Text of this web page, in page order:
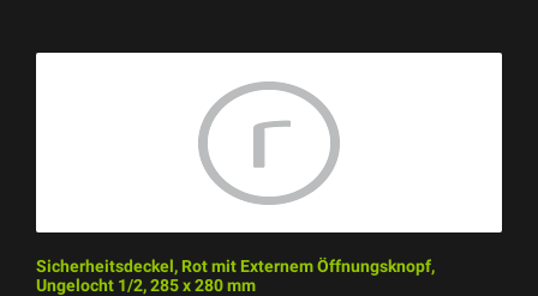
Sicherheitsdeckel, Rot mit Externem Öffnungsknopf,
Ungelocht 1/2, 285 x 280 mm